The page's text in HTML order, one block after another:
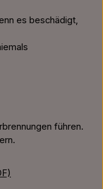
es beschädigt,
führen.